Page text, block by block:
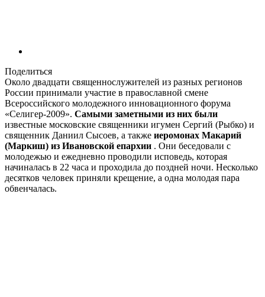
Поделиться
Около двадцати священнослужителей из разных регионов
России принимали участие в православной смене
Всероссийского молодежного инновационного форума
«Селигер-2009». Самыми заметными из них были
известные московские священники игумен Сергий (Рыбко) и
священник Даниил Сысоев, а также иеромонах Макарий
(Маркиш) из Ивановской епархии . Они беседовали с
молодежью и ежедневно проводили исповедь, которая
начиналась в 22 часа и проходила до поздней ночи. Несколько
десятков человек приняли крещение, а одна молодая пара
обвенчалась.